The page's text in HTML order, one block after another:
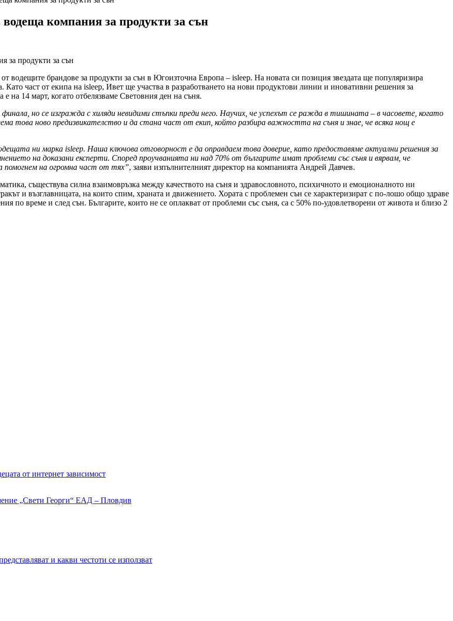
компания за продукти за сън
водещите брандове за продукти за сън в Югоизточна Европа – isleep. На новата си позиция звездата ще популяризира
Като част от екипа на isleep, Ивет ще участва в разработването на нови продуктови линии и иновативни решения за
на 14 март, когато отбелязваме Световния ден на съня.
но се изгражда с хиляди невидими стъпки преди него. Научих, че успехът се ражда в тишината – в часовете, когато
това ново предизвикателство и да стана част от екип, който разбира важността на съня и знае, че всяка нощ е
ни марка isleep. Наша ключова отговорност е да оправдаем това доверие, като предоставяме актуални решения за
на доказани експерти. Според проучванията ни над 70% от българите имат проблеми със съня и вярвам, че
помогнем на огромна част от тях”, заяви изпълнителният директор на компанията Андрей Давчев.
съществува силна взаимовръзка между качеството на съня и здравословното, психичното и емоционалното ни
и възглавницата, на които спим, храната и движението. Хората с проблемен сън се характеризират с по-лошо общо здраве
по време и след сън. Българите, които не се оплакват от проблеми със съня, са с 50% по-удовлетворени от живота и близо 2
от интернет зависимост
и какви честоти се използват